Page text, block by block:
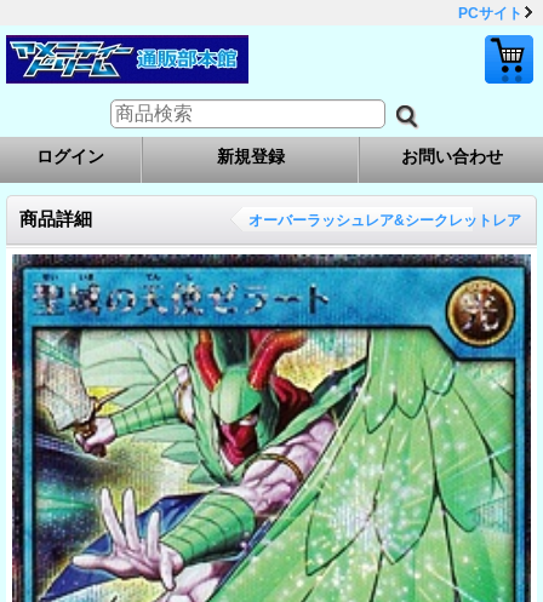
PCサイト
ログイン 新規登録 お問い合わせ
商品詳細 オーバーラッシュレア&シークレットレア